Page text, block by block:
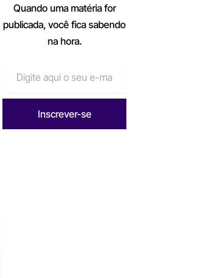
Quando uma matéria for
publicada, você fica sabendo
na hora.
Inscrever-se